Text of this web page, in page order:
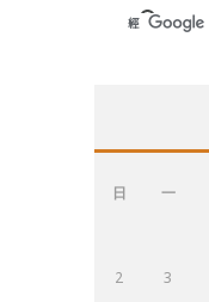
日 一
2 3